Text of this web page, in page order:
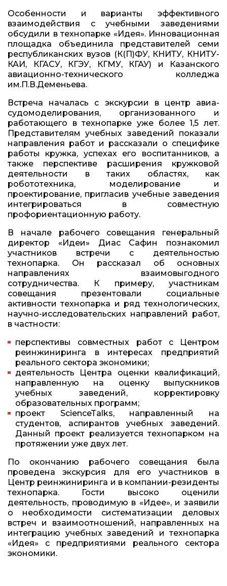
Особенности и варианты эффективного
взаимодействия с учебными заведениями
обсудили в технопарке «Идея». Инновационная
площадка объединила представителей семи
республиканских вузов (К(П)ФУ, КНИТУ, КНИТУ-
КАИ, КГАСУ, КГЭУ, КГМУ, КГАУ) и Казанского
авиационно-технического колледжа
им.П.В.Деменьева.
Встреча началась с экскурсии в центр авиа-
судомоделирования, организованного и
работающего в технопарке уже более 1,5 лет.
Представителям учебных заведений показали
направления работ и рассказали о специфике
работы кружка, успехах его воспитанников, а
также перспективе расширения кружковой
деятельности в таких областях, как
робототехника, моделирование и
проектирование, пригласив учебные заведения
интегрироваться в совместную
профориентационную работу.
В начале рабочего совещания генеральный
директор «Идеи» Диас Сафин познакомил
участников встречи с деятельностью
технопарка. Он рассказал об основных
направлениях взаимовыгодного
сотрудничества. К примеру, участникам
совещания презентовали социальные
активности технопарка и ряд технологических,
научно-исследовательских направлений работ,
в частности:
перспективы совместных работ с Центром
реинжиниринга в интересах предприятий
реального сектора экономики;
деятельность Центра оценки квалификаций,
направленную на оценку выпускников
учебных заведений, корректировку
образовательных программ;
проект ScienceTalks, направленный на
студентов, аспирантов учебных заведений.
Данный проект реализуется технопарком на
протяжении уже двух лет.
По окончанию рабочего совещания была
проведена экскурсия для его участников в
Центр реинжиниринга и в компании-резиденты
технопарка. Гости высоко оценили
деятельность, проводимую в «Идее», и заявили
о необходимости систематизации деловых
встреч и взаимоотношений, направленных на
интеграцию учебных заведений и технопарка
«Идея» с предприятиями реального сектора
экономики.